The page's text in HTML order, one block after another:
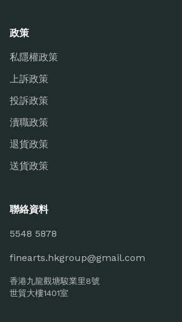
政策
私隱權政策
上訴政策
投訴政策
瀆職政策
退貨政策
送貨政策
聯絡資料
5548 5878
finearts.hkgroup@gmail.com
香港九龍觀塘駿業里8號
世貿大樓1401室